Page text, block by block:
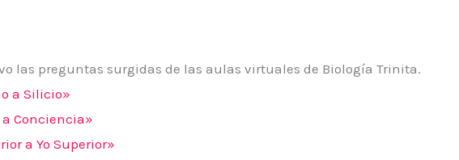
las preguntas surgidas de las aulas virtuales de Biología Trinita.
a Silicio»
Conciencia»
a Yo Superior»